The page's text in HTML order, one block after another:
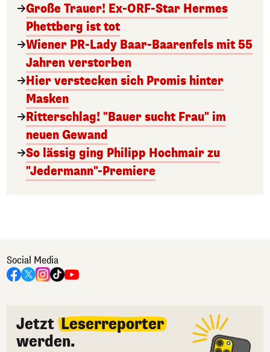
Große Trauer! Ex-ORF-Star Hermes
Phettberg ist tot
Wiener PR-Lady Baar-Baarenfels mit 55
Jahren verstorben
Hier verstecken sich Promis hinter
Masken
Ritterschlag! "Bauer sucht Frau" im
neuen Gewand
So lässig ging Philipp Hochmair zu
"Jedermann"-Premiere
Social Media
Jetzt Leserreporter
werden.